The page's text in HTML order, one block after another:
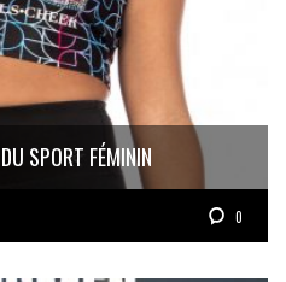
SPORT FÉMININ
0